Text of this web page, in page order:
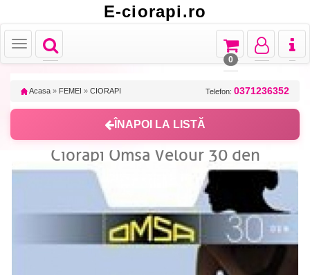
E-ciorapi.ro
Toggle
navigation
Toggle
Toggle
navigation
Toggle
navigation
Toggle
navigation
0
Acasa » FEMEI » CIORAPI Telefon: 0371236352
ÎNAPOI LA LISTĂ
Ciorapi Omsa Velour 30 den